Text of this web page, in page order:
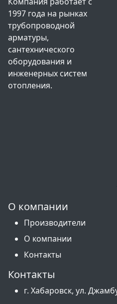
1997 года на рынках
трубопроводной
арматуры,
сантехнического
оборудования и
инженерных систем
отопления.
О компании
Производители
О компании
Контакты
Контакты
г. Хабаровск, ул.